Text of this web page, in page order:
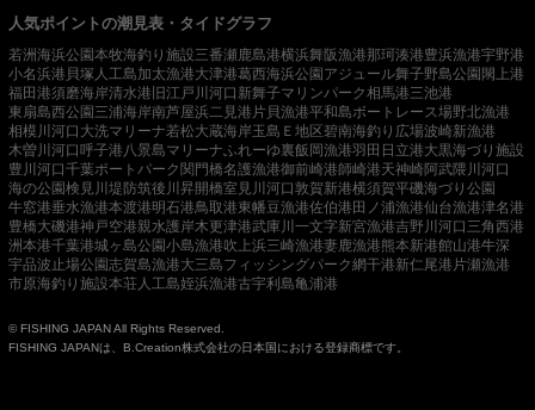
人気ポイントの潮見表・タイドグラフ
若洲海浜公園本牧海釣り施設三番瀬 鹿島港横浜舞阪漁港那珂湊港豊浜漁港宇野港
小名浜港 貝塚人工島加太漁港大津港葛西海浜公園アジュール舞子野島公園閖上港
福田港須磨海岸清水港 旧江戸川河口 新舞子マリンパーク相馬港三池港
東扇島西公園三浦海岸南芦屋浜二見港 片貝漁港平和島ボートレース場野北漁港
相模川河口 大洗マリーナ若松大蔵海岸玉島Ｅ地区碧南海釣り広場波崎新漁港
木曽川河口呼子港 八景島マリーナふれーゆ裏飯岡漁港羽田 日立港大黒海づり施設
豊川河口千葉ポートパーク関門橋名護漁港御前崎港師崎港天神崎阿武隈川河口
海の公園検見川堤防筑後川昇開橋室見川河口敦賀新港横須賀平磯海づり公園
牛窓港垂水漁港本渡港明石港鳥取港東幡豆漁港佐伯港田ノ浦漁港仙台漁港津名港
豊橋大磯港神戸空港親水護岸木更津港武庫川一文字新宮漁港吉野川河口 三角西港
洲本港千葉港城ヶ島公園小島漁港吹上浜三崎漁港妻鹿漁港熊本新港館山港牛深
宇品波止場公園志賀島漁港大三島フィッシングパーク網干港新仁尾港 片瀬漁港
市原海釣り施設本荘人工島姪浜漁港古宇利島亀浦港
© FISHING JAPAN All Rights Reserved.
FISHING JAPANは、B.Creation株式会社の日本国における登録商標です。